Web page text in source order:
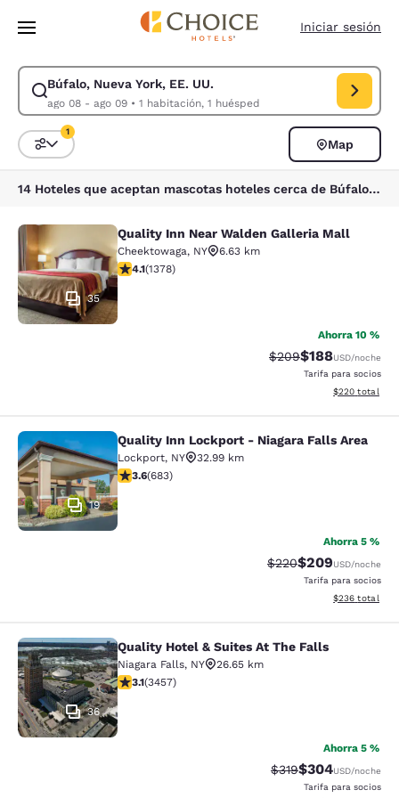
Saltar A Contenido Principal
Iniciar sesión
Búfalo, Nueva York, EE. UU.
ago 08 - ago 09• 1 habitación, 1 huésped
Modificar búsqueda para Búfalo, Nueva York, EE. UU.. Fecha de
Ordenar y filtrar
1
Map
14 Hoteles que aceptan mascotas hoteles cerca de Búfalo, Nueva York, EE. UU. coinciden con tus filtros
Quality Inn Near Walden Galleria
35
Quality Inn Near Walden Galleria Mall
Cheektowaga, NY
6.63 km
Calificación de 4.12 estrellas. Muy bueno. 1378
4.1(1378)
Ahorra 10 %
Tarifa tachada:
$209Tarifa reducida:
$188USD/noche
Tarifa para socios
Ver detalles
$220 total
Quality Inn Lockport - Niagara Falls
19
Quality Inn Lockport - Niagara Falls Area
Lockport, NY
32.99 km
Calificación de 3.59 estrellas. Bueno. 683 reseñas
3.6(683)
Ahorra 5 %
Tarifa tachada:
$220Tarifa reducida:
$209USD/noche
Tarifa para socios
Ver detalles
$236 total
Quality Hotel & Suites At The Falls
36
Quality Hotel & Suites At The Falls
Niagara Falls, NY
26.65 km
Calificación de 3.14 estrellas. Bueno. 3457 reseñas
3.1(3457)
Ahorra 5 %
Tarifa tachada:
$319Tarifa reducida:
$304USD/noche
Tarifa para socios